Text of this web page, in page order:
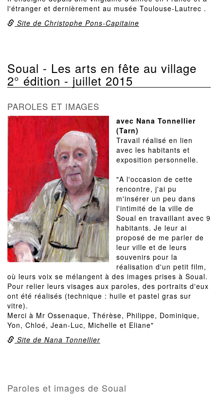
l'étranger et dernièrement au musée Toulouse-Lautrec .
Site de Christophe Pons-Capitaine
Soual - Les arts en fête au village
2° édition - juillet 2015
PAROLES ET IMAGES
avec Nana Tonnellier
(Tarn)
Travail réalisé en lien
avec les habitants et
exposition personnelle.
"A l'occasion de cette
rencontre, j'ai pu
m'insérer un peu dans
l'intimité de la ville de
Soual en travaillant avec 9
habitants. Je leur ai
proposé de me parler de
leur ville et de leurs
souvenirs pour la
réalisation d'un petit film,
où leurs voix se mélangent à des images prises à Soual.
Pour relier leurs visages aux paroles, des portraits d'eux
ont été réalisés (technique : huile et pastel gras sur
vitre).
Merci à Mr Ossenaque, Thérèse, Philippe, Dominique,
Yon, Chloé, Jean-Luc, Michelle et Eliane"
Site de Nana Tonnellier
Paroles et images de Soual